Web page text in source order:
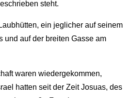
steht.
ein jeglicher auf seinem
und auf der breiten Gasse am
waren wiedergekommen,
hatten seit der Zeit Josuas, des